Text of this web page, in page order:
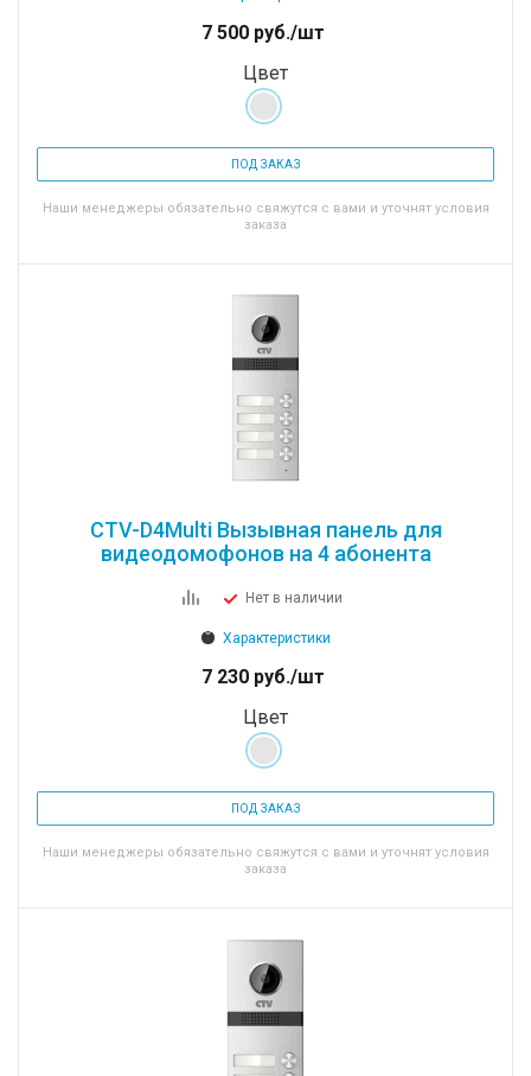
7 500 руб./шт
Цвет
ПОД ЗАКАЗ
Наши менеджеры обязательно свяжутся с вами и уточнят условия
заказа
CTV-D4Multi Вызывная панель для
видеодомофонов на 4 абонента
Нет в наличии
Характеристики
7 230 руб./шт
Цвет
ПОД ЗАКАЗ
Наши менеджеры обязательно свяжутся с вами и уточнят условия
заказа